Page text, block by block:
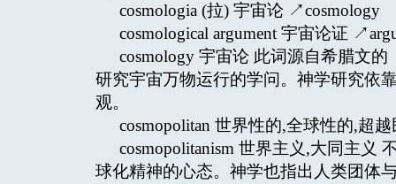
cosmologia (拉) 宇宙论 ↗cosmology
cosmological argument 宇宙论证
cosmology 宇宙论 此词源自希腊文
研究宇宙万物运行的学问。神学研究依
观。
cosmopolitan 世界性的,全球性的,超
cosmopolitanism 世界主义,大同主义
球化精神的心态。神学也指出人类团体